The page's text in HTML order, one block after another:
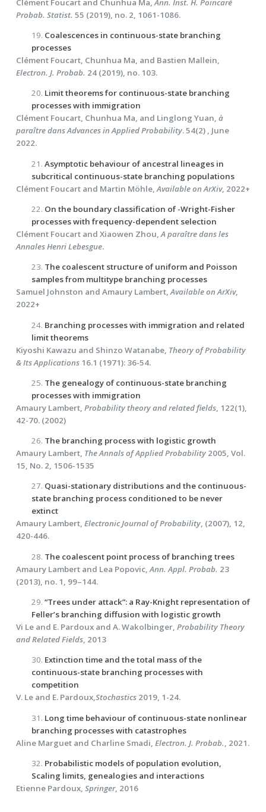
Probab. Statist. 55 (2019), no. 2, 1061-1086.
19. Coalescences in continuous-state branching
processes
Clément Foucart, Chunhua Ma, and Bastien Mallein,
Electron. J. Probab. 24 (2019), no. 103.
20. Limit theorems for continuous-state branching
processes with immigration
Clément Foucart, Chunhua Ma, and Linglong Yuan, à
paraître dans Advances in Applied Probability. 54(2) , June
2022.
21.Asymptotic behaviour of ancestral lineages in
subcritical continuous-state branching populations
Clément Foucart and Martin Möhle, Available on ArXiv, 2022+
22. On the boundary classification of -Wright-Fisher
processes with frequency-dependent selection
Clément Foucart and Xiaowen Zhou,A paraître dans les
Annales Henri Lebesgue.
23. The coalescent structure of uniform and Poisson
samples from multitype branching processes
Samuel Johnston and Amaury Lambert,Available on ArXiv,
2022+
24. Branching processes with immigration and related
limit theorems
Kiyoshi Kawazu and Shinzo Watanabe, Theory of Probability
& Its Applications16.1 (1971): 36-54.
25. The genealogy of continuous-state branching
processes with immigration
Amaury Lambert, Probability theory and related fields, 122(1),
42-70. (2002)
26. The branching process with logistic growth
Amaury Lambert, The Annals of Applied Probability2005, Vol.
15, No. 2, 1506-1535
27. Quasi-stationary distributions and the continuous-
state branching process conditioned to be never
extinct
Amaury Lambert, Electronic Journal of Probability, (2007), 12,
420-446.
28. The coalescent point process of branching trees
Amaury Lambert and Lea Popovic,Ann. Appl. Probab. 23
(2013), no. 1, 99–144.
29.“Trees under attack”: a Ray-Knight representation of
Feller’s branching diffusion with logistic growth
Vi Le and E. Pardoux and A. Wakolbinger, Probability Theory
and Related Fields, 2013
30. Extinction time and the total mass of the
continuous-state branching processes with
competition
V. Le and E. Pardoux,Stochastics2019, 1-24.
31. Long time behaviour of continuous-state nonlinear
branching processes with catastrophes
Aline Marguet and Charline Smadi, Electron. J. Probab., 2021.
32. Probabilistic models of population evolution,
Scaling limits, genealogies and interactions
Etienne Pardoux, Springer, 2016